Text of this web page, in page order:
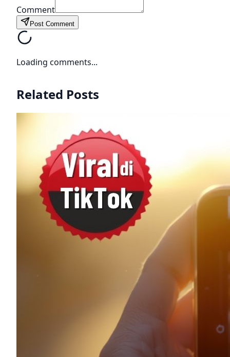
Comment
Post Comment
Loading comments...
Related Posts